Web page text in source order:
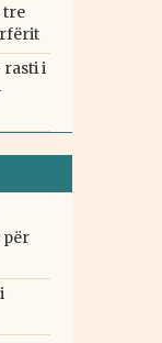
tre
rasti i
për